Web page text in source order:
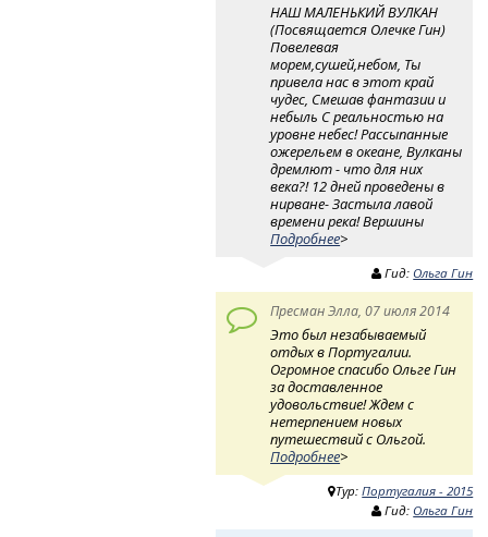
НАШ МАЛЕНЬКИЙ ВУЛКАН
(Посвящается Олечке Гин)
Повелевая
морем,сушей,небом, Ты
привела нас в этот край
чудес, Смешав фантазии и
небыль С реальностью на
уровне небес! Рассыпанные
ожерельем в океане, Вулканы
дремлют - что для них
века?! 12 дней проведены в
нирване- Застыла лавой
времени река! Вершины
Подробнее>
Гид: Ольга Гин
Пресман Элла, 07 июля 2014
Это был незабываемый
отдых в Португалии.
Огромное спасибо Ольге Гин
за доставленное
удовольствие! Ждем с
нетерпением новых
путешествий с Ольгой.
Подробнее>
Тур:Португалия - 2015
Гид: Ольга Гин